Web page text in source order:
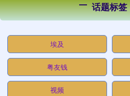
话题标签
埃及
粤友钱
视频